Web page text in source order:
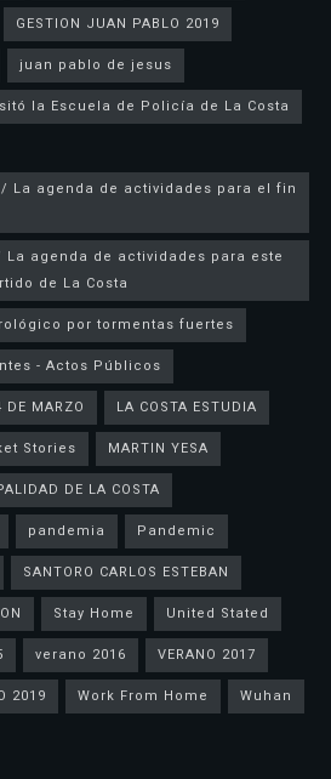
GESTION JUAN PABLO 2019
juan pablo de jesus
/ La agenda de actividades para el fin
La agenda de actividades para este
de La Costa
por tormentas fuertes
- Actos Públicos
DE MARZO
LA COSTA ESTUDIA
Stories
MARTIN YESA
DE LA COSTA
pandemia
Pandemic
SANTORO CARLOS ESTEBAN
Stay Home
United Stated
verano 2016
VERANO 2017
2019 Work From Home Wuhan